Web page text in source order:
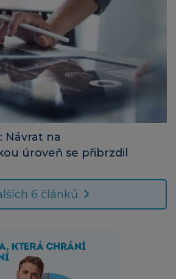
Návrat na
úroveň se přibrzdil
6 článků